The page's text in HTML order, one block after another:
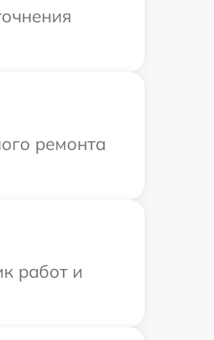
ремонта
работ и